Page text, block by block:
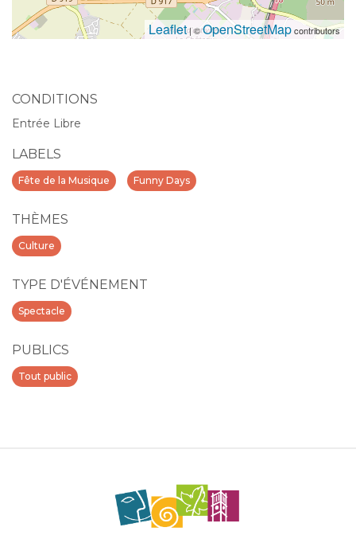
Leaflet| ©OpenStreetMapcontributors
CONDITIONS
Entrée Libre
LABELS
Fête de la Musique Funny Days
THÈMES
Culture
TYPE D'ÉVÉNEMENT
Spectacle
PUBLICS
Tout public